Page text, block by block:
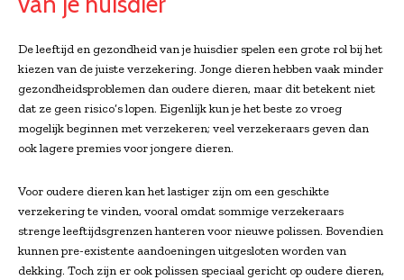
De leeftijd en gezondheid van je huisdier spelen een grote rol bij het
kiezen van de juiste verzekering. Jonge dieren hebben vaak minder
gezondheidsproblemen dan oudere dieren, maar dit betekent niet
dat ze geen risico’s lopen. Eigenlijk kun je het beste zo vroeg
mogelijk beginnen met verzekeren; veel verzekeraars geven dan
ook lagere premies voor jongere dieren.
Voor oudere dieren kan het lastiger zijn om een geschikte
verzekering te vinden, vooral omdat sommige verzekeraars
strenge leeftijdsgrenzen hanteren voor nieuwe polissen. Bovendien
kunnen pre-existente aandoeningen uitgesloten worden van
dekking. Toch zijn er ook polissen speciaal gericht op oudere dieren,